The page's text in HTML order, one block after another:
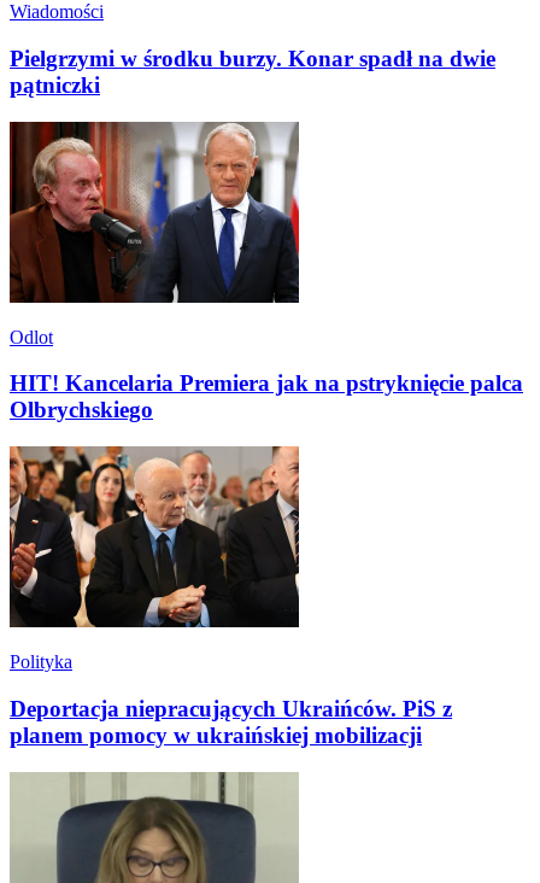
Wiadomości
Pielgrzymi w środku burzy. Konar spadł na dwie
pątniczki
Odlot
HIT! Kancelaria Premiera jak na pstryknięcie palca
Olbrychskiego
Polityka
Deportacja niepracujących Ukraińców. PiS z
planem pomocy w ukraińskiej mobilizacji